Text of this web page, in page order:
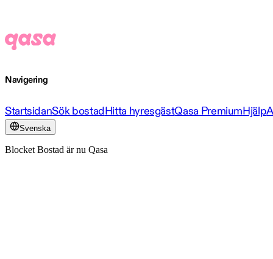
Navigering
StartsidanSök bostadHitta hyresgästQasa PremiumHjälp
Svenska
Blocket Bostad är nu Qasa